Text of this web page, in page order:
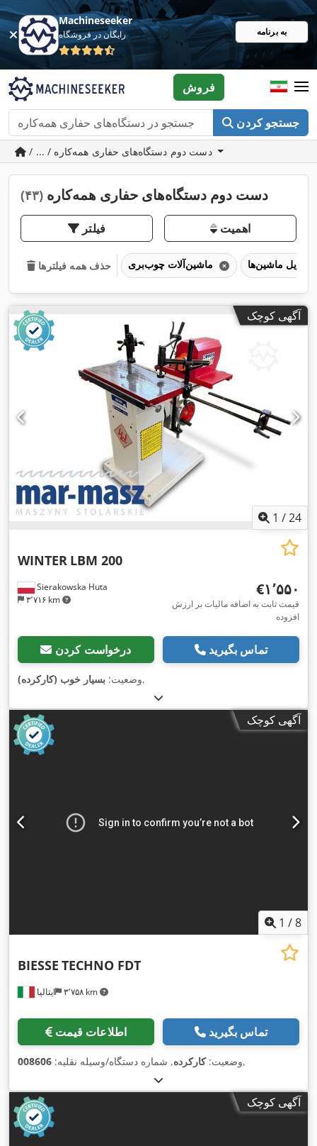
Machineseeker
رایگان در فروشگاه به برنامه
جستجو کردن
فروش
/ ... / دست دوم دستگاه‌های حفاری همه‌کاره
دست دوم دستگاه‌های حفاری همه‌کاره (۴۳)
فیلتر اهمیت
حذف همه فیلترها
آگهی کوچک
1 /24
Sierakowska Huta
۳٬۷۱۶ km
WINTER LBM 200
‎€۱٬۵۵۰
قیمت ثابت به اضافه مالیات بر ارزش
افزوده
درخواست کردن تماس بگیرید
وضعیت: بسیار خوب (کارکرده) ,
آگهی کوچک
1 /8
ایتالیا ۳٬۷۵۸ km
BIESSE TECHNO FDT
اطلاعات قیمت تماس بگیرید
وضعیت:کارکرده, شماره دستگاه/وسیله نقلیه: 008606 ,
آگهی کوچک